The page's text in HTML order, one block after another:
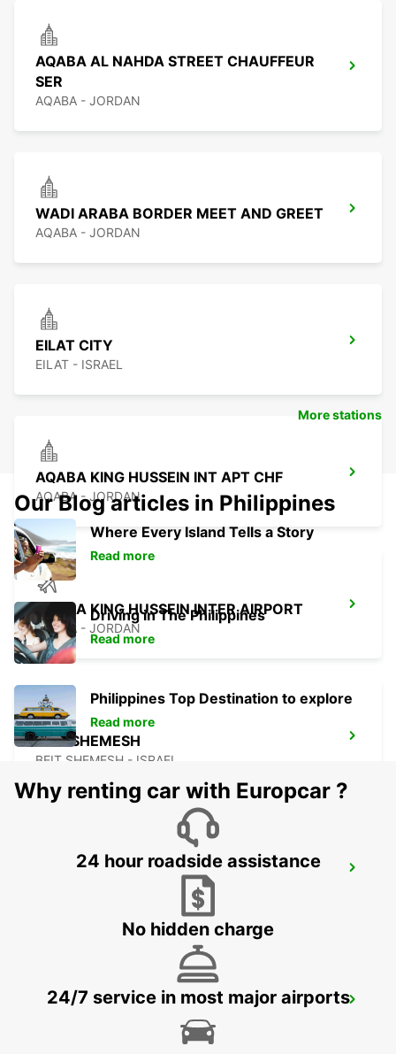
AQABA AL NAHDA STREET CHAUFFEUR
SER
AQABA - JORDAN
WADI ARABA BORDER MEET AND GREET
AQABA - JORDAN
EILAT CITY
EILAT - ISRAEL
AQABA KING HUSSEIN INT APT CHF
AQABA - JORDAN
AQABA KING HUSSEIN INTER AIRPORT
AQABA - JORDAN
BEIT SHEMESH
BEIT SHEMESH - ISRAEL
JERUSALEM KING DAVID
ASHDOD
More stations
Our Blog articles in Philippines
Where Every Island Tells a Story
Read more
Driving in The Philippines
Read more
Philippines Top Destination to explore
Read more
Why renting car with Europcar ?
24 hour roadside assistance
No hidden charge
24/7 service in most major airports